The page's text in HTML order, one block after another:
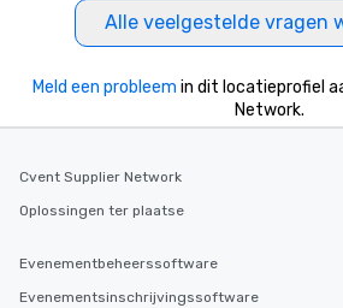
Alle veelgestelde vragen
Meld een probleem in dit locatieprofiel
Network.
Cvent Supplier Network
Oplossingen ter plaatse
Evenementbeheerssoftware
Evenementsinschrijvingssoftware